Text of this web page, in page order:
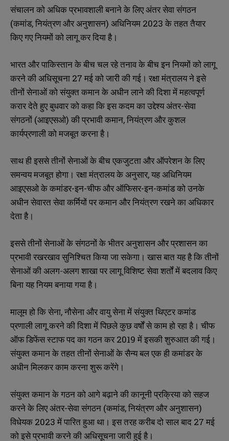
संचालन को अधिक प्रभावशाली बनाने के लिए अंतर सेवा संगठन
(कमांड, नियंत्रण और अनुशासन) अधिनियम 2023 के तहत तैयार
किए गए नियमों को लागू कर दिया है।
भारत और पाकिस्तान के बीच चल रहे तनाव के बीच इन नियमों को लागू
करने की अधिसूचना 27 मई को जारी की गई। रक्षा मंत्रालय ने इसे
तीनों सेनाओं को संयुक्त कमान के अधीन लाने की दिशा में महत्वपूर्ण
करार देते हुए बुधवार को कहा कि इस कदम का उद्देश्य अंतर-सेवा
संगठनों (आइएसओ) की प्रभावी कमान, नियंत्रण और कुशल
कार्यप्रणाली को मजबूत करना है।
साथ ही इससे तीनों सेनाओं के बीच एकजुटता और ऑपरेशन के लिए
समन्वय मजबूत होगा। रक्षा मंत्रालय के अनुसार, यह अधिनियम
आइएसओ के कमांडर-इन-चीफ और ऑफिसर-इन-कमांड को उनके
अधीन सेवारत सेवा कर्मियों पर कमान और नियंत्रण रखने का अधिकार
देता है।
इससे तीनों सेनाओं के संगठनों के भीतर अनुशासन और प्रशासन का
प्रभावी रखरखाव सुनिश्चित किया जा सकेगा। खास बात यह है कि तीनों
सेनाओं की अलग-अलग शाखा पर लागू विशिष्ट सेवा शर्तों में बदलाव किए
बिना यह नियम बनाया गया है।
मालूम हो कि सेना, नौसेना और वायु सेना में संयुक्त थिएटर कमांड
प्रणाली लागू करने की दिशा में पिछले कुछ वर्षों से काम हो रहा है। चीफ
ऑफ डिफेंस स्टाफ पद का गठन कर 2019 में इसकी शुरुआत की गई।
संयुक्त कमान के तहत तीनों सेनाओं के सैन्य बल एक ही कमांडर के
अधीन मिलकर काम करना शुरू करेंगे।
संयुक्त कमान के गठन को आगे बढ़ाने की कानूनी प्रक्रिया को सहज
करने के लिए अंतर-सेवा संगठन (कमांड, नियंत्रण और अनुशासन)
विधेयक 2023 में पारित हुआ था। इस तरह करीब दो साल बाद 27 मई
को इसे प्रभावी करने की अधिसूचना जारी हुई है।